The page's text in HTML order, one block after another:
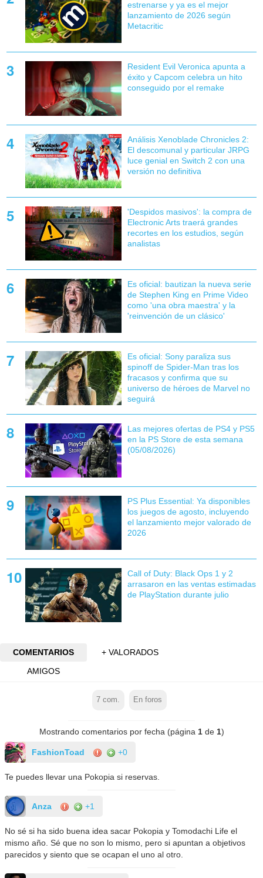
estrenarse y ya es el mejor
lanzamiento de 2026 según
Metacritic
Resident Evil Veronica apunta a
éxito y Capcom celebra un hito
conseguido por el remake
Análisis Xenoblade Chronicles 2:
El descomunal y particular JRPG
luce genial en Switch 2 con una
versión no definitiva
'Despidos masivos': la compra de
Electronic Arts traerá grandes
recortes en los estudios, según
analistas
Es oficial: bautizan la nueva serie
de Stephen King en Prime Video
como 'una obra maestra' y la
'reinvención de un clásico'
Es oficial: Sony paraliza sus
spinoff de Spider-Man tras los
fracasos y confirma que su
universo de héroes de Marvel no
seguirá
Las mejores ofertas de PS4 y PS5
en la PS Store de esta semana
(05/08/2026)
PS Plus Essential: Ya disponibles
los juegos de agosto, incluyendo
el lanzamiento mejor valorado de
2026
Call of Duty: Black Ops 1 y 2
arrasaron en las ventas estimadas
de PlayStation durante julio
COMENTARIOS
+ VALORADOS
AMIGOS
7 com. En foros
Mostrando comentarios por fecha (página 1de 1)
FashionToad +0
Te puedes llevar una Pokopia si reservas.
Anza +1
No sé si ha sido buena idea sacar Pokopia y Tomodachi Life el
mismo año. Sé que no son lo mismo, pero si apuntan a objetivos
parecidos y siento que se ocapan el uno al otro.